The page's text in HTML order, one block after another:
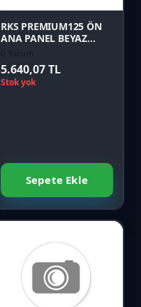
RKS PREMIUM125 ÖN
ANA PANEL BEYAZ
5.640,07 TL
Stok yok
Sepete Ekle
Favori